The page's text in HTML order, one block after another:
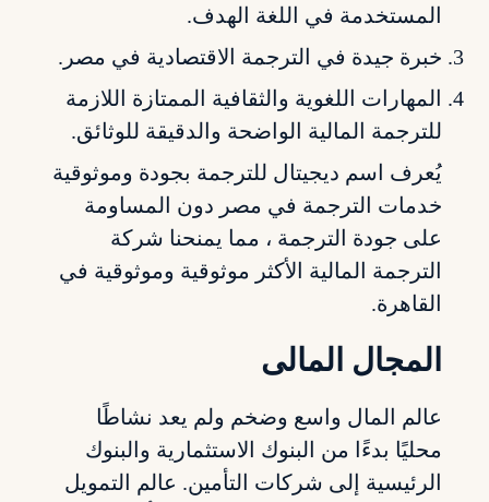
المستخدمة في اللغة الهدف.
خبرة جيدة في الترجمة الاقتصادية في مصر.
المهارات اللغوية والثقافية الممتازة اللازمة
للترجمة المالية الواضحة والدقيقة للوثائق.
يُعرف اسم ديجيتال للترجمة بجودة وموثوقية
خدمات الترجمة في مصر دون المساومة
على جودة الترجمة ، مما يمنحنا شركة
الترجمة المالية الأكثر موثوقية وموثوقية في
القاهرة.
المجال المالى
عالم المال واسع وضخم ولم يعد نشاطًا
محليًا بدءًا من البنوك الاستثمارية والبنوك
الرئيسية إلى شركات التأمين. عالم التمويل